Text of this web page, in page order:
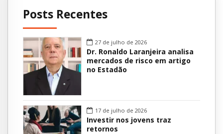
Posts Recentes
27 de julho de 2026
Dr. Ronaldo Laranjeira analisa
mercados de risco em artigo
no Estadão
17 de julho de 2026
Investir nos jovens traz
retornos